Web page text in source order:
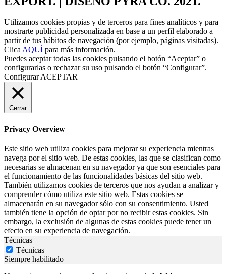
Utilizamos cookies propias y de terceros para fines analíticos y para
mostrarte publicidad personalizada en base a un perfil elaborado a
partir de tus hábitos de navegación (por ejemplo, páginas visitadas).
ClicaAQUÍ para más información.
Puedes aceptar todas las cookies pulsando el botón “Aceptar” o
configurarlas o rechazar su uso pulsando el botón “Configurar”.
ConfigurarACEPTAR
Cerrar
Privacy Overview
Este sitio web utiliza cookies para mejorar su experiencia mientras
navega por el sitio web. De estas cookies, las que se clasifican como
necesarias se almacenan en su navegador ya que son esenciales para
el funcionamiento de las funcionalidades básicas del sitio web.
También utilizamos cookies de terceros que nos ayudan a analizar y
comprender cómo utiliza este sitio web. Estas cookies se
almacenarán en su navegador sólo con su consentimiento. Usted
también tiene la opción de optar por no recibir estas cookies. Sin
embargo, la exclusión de algunas de estas cookies puede tener un
efecto en su experiencia de navegación.
Técnicas
Técnicas
Siempre habilitado